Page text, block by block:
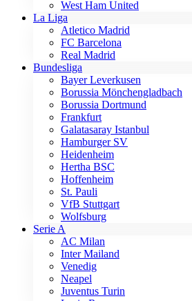
West Ham United
La Liga
Atletico Madrid
FC Barcelona
Real Madrid
Bundesliga
Bayer Leverkusen
Borussia Mönchengladbach
Borussia Dortmund
Frankfurt
Galatasaray Istanbul
Hamburger SV
Heidenheim
Hertha BSC
Hoffenheim
St. Pauli
VfB Stuttgart
Wolfsburg
Serie A
AC Milan
Inter Mailand
Venedig
Neapel
Juventus Turin